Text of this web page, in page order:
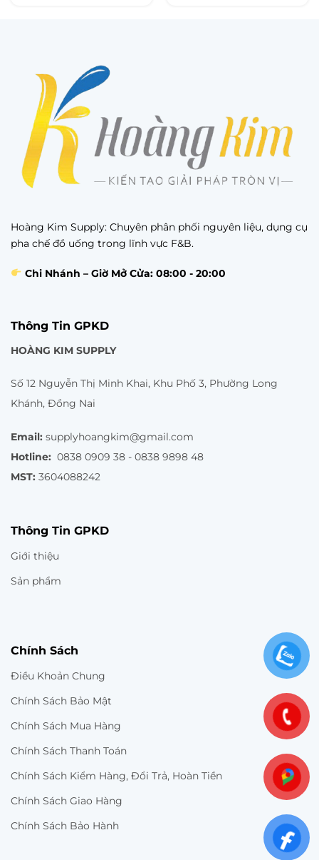
Hoàng Kim Supply: Chuyên phân phối nguyên liệu, dụng cụ
pha chế đồ uống trong lĩnh vực F&B.
Chi Nhánh – Giờ Mở Cửa: 08:00 - 20:00
Thông Tin GPKD
HOÀNG KIM SUPPLY
Số 12 Nguyễn Thị Minh Khai, Khu Phố 3, Phường Long
Khánh, Đồng Nai
Email: supplyhoangkim@gmail.com
Hotline: 0838 0909 38 - 0838 9898 48
MST: 3604088242
Thông Tin GPKD
Giới thiệu
Sản phẩm
Chính Sách
Điều Khoản Chung
Chính Sách Bảo Mật
Chính Sách Mua Hàng
Chính Sách Thanh Toán
Chính Sách Kiểm Hàng, Đổi Trả, Hoàn Tiền
Chính Sách Giao Hàng
Chính Sách Bảo Hành